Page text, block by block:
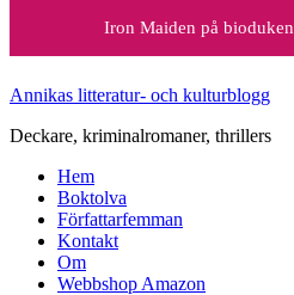
Annikas litteratur- och kulturblogg
Deckare, kriminalromaner, thrillers
Hem
Boktolva
Författarfemman
Kontakt
Om
Webbshop Amazon
Iron Maiden på bioduken